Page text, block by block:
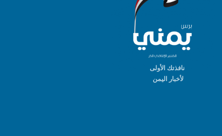
نافذتك الأولى
لأخبار اليمن